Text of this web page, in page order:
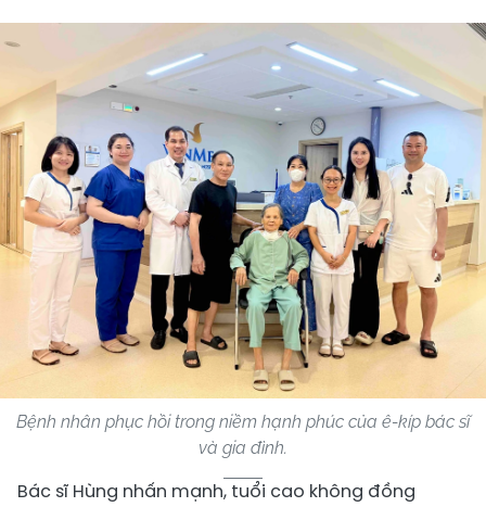
Bệnh nhân phục hồi trong niềm hạnh phúc của ê-kíp bác sĩ
và gia đình.
Bác sĩ Hùng nhấn mạnh, tuổi cao không đồng